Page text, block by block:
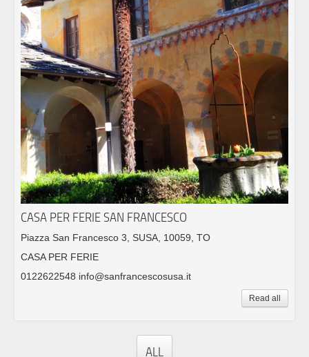
CASA PER FERIE SAN FRANCESCO
Piazza San Francesco 3, SUSA, 10059, TO
CASA PER FERIE
0122622548 info@sanfrancescosusa.it
Read all
ALL